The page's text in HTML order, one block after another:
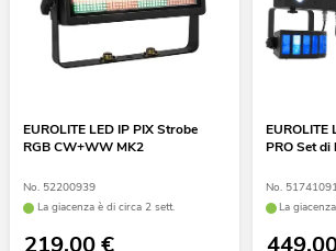
EUROLITE LED IP PIX Strobe
RGB CW+WW MK2
No. 52200939
La giacenza è di circa 2 sett.
219,00€
EUROLITE
PRO Set di
No.
La